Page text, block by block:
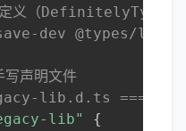
定义（DefinitelyTyped
dev @types/
声明文件
lib.d.ts =====
lib"
{